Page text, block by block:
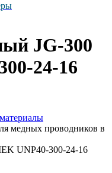
JG-300
24-16
медных проводников в